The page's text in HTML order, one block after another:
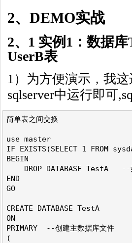
2、DEMO实战
2、1 实例1：数据
UserB表
1）为方便演示，我
sqlserver中运行即可
简单表之间交换
use master
IF EXISTS(SELECT 1 FROM
BEGIN
DROP DATABASE TestA   --
END
GO
CREATE DATABASE TestA
ON
PRIMARY  --创建主数据库文件
(